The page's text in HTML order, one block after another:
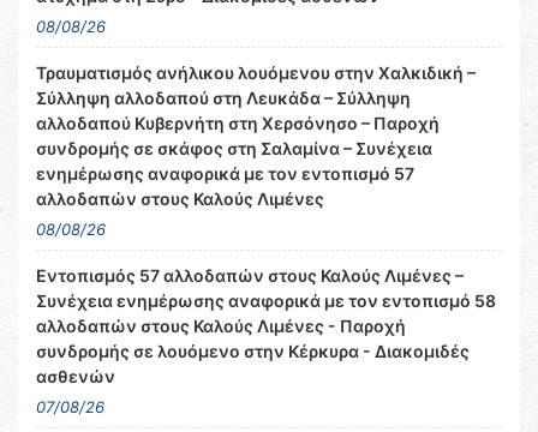
08/08/26
Τραυματισμός ανήλικου λουόμενου στην Χαλκιδική –
Σύλληψη αλλοδαπού στη Λευκάδα – Σύλληψη
αλλοδαπού Κυβερνήτη στη Χερσόνησο – Παροχή
συνδρομής σε σκάφος στη Σαλαμίνα – Συνέχεια
ενημέρωσης αναφορικά με τον εντοπισμό 57
αλλοδαπών στους Καλούς Λιμένες
08/08/26
Εντοπισμός 57 αλλοδαπών στους Καλούς Λιμένες –
Συνέχεια ενημέρωσης αναφορικά με τον εντοπισμό 58
αλλοδαπών στους Καλούς Λιμένες - Παροχή
συνδρομής σε λουόμενο στην Κέρκυρα - Διακομιδές
ασθενών
07/08/26